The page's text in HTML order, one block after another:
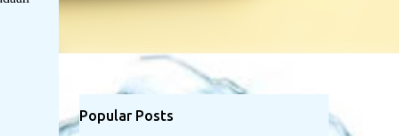
Popular Posts